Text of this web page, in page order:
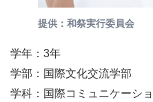
提供：和祭実行委員会
学年：3年
学部：国際文化交流学部
学科：国際コミュニケーシ